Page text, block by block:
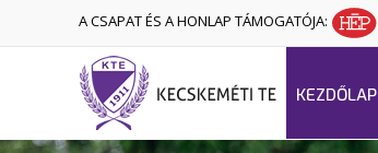
A CSAPAT ÉS A HONLAP TÁMOGATÓJA:
KEZDŐLAP